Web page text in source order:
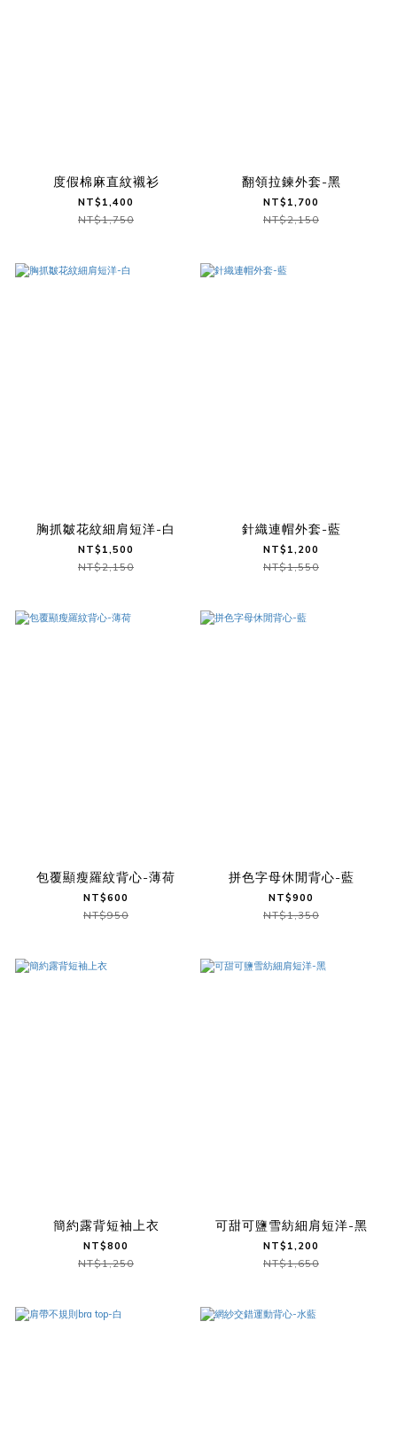
度假棉麻直紋襯衫
NT$1,400
NT$1,750
翻領拉鍊外套-黑
NT$1,700
NT$2,150
胸抓皺花紋細肩短洋-白
NT$1,500
NT$2,150
針織連帽外套-藍
NT$1,200
NT$1,550
包覆顯瘦羅紋背心-薄荷
NT$600
NT$950
拼色字母休閒背心-藍
NT$900
NT$1,350
簡約露背短袖上衣
NT$800
NT$1,250
可甜可鹽雪紡細肩短洋-黑
NT$1,200
NT$1,650